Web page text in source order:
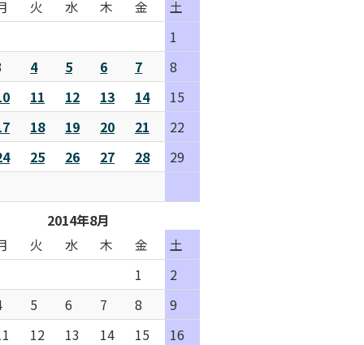
火 水 木 金
土
1
4 5 6 7
8
11 12 13 14
15
18 19 20 21
22
25 26 27 28
29
2014年8月
火 水 木 金
土
1
2
5 6 7 8
9
12 13 14 15
16